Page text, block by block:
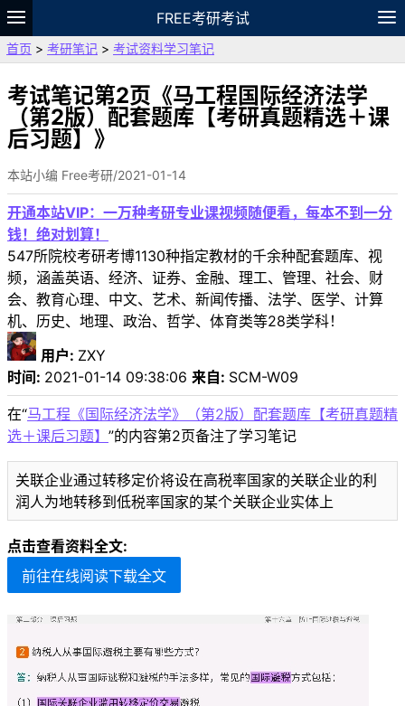
FREE考研考试
题库
故事 专题 APP
VIP
资料
首页 > 考研笔记 > 考试资料学习笔记
考试笔记第2页《马工程国际经济法学
（第2版）配套题库【考研真题精选＋课
后习题】》
本站小编 Free考研/2021-01-14
开通本站VIP：一万种考研专业课视频随便看，每本不到一分
钱！绝对划算！
547所院校考研考博1130种指定教材的千余种配套题库、视
频，涵盖英语、经济、证券、金融、理工、管理、社会、财
会、教育心理、中文、艺术、新闻传播、法学、医学、计算
机、历史、地理、政治、哲学、体育类等28类学科！
用户: ZXY
时间: 2021-01-14 09:38:06 来自: SCM-W09
在“马工程《国际经济法学》（第2版）配套题库【考研真题精
选＋课后习题】 ”的内容第2页备注了学习笔记
关联企业通过转移定价将设在高税率国家的关联企业的利
润人为地转移到低税率国家的某个关联企业实体上
点击查看资料全文:
前往在线阅读下载全文